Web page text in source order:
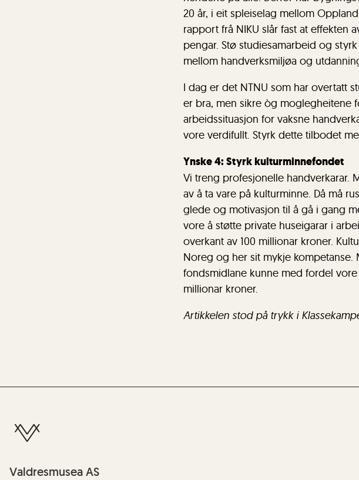
20 år, i eit spleiselag mellom
rapport frå NIKU slår fast at effekten
pengar. Stø studiesamarbeid og
mellom handverksmiljøa og
I dag er det NTNU som har overtatt
er bra, men sikre òg moglegheitene
arbeidssituasjon for vaksne
vore verdifullt. Styrk dette tilbodet
Ynske 4: Styrk kulturminnefondet
Vi treng profesjonelle handverkarar.
av å ta vare på kulturminne. Då må
glede og motivasjon til å gå i gang
vore å støtte private huseigarar i
overkant av 100 millionar kroner.
Noreg og her sit mykje
fondsmidlane kunne med fordel
millionar kroner.
Artikkelen stod på trykk i
Valdresmusea AS